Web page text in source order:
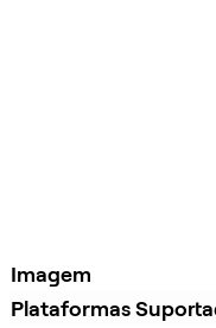
Imagem
Plataformas